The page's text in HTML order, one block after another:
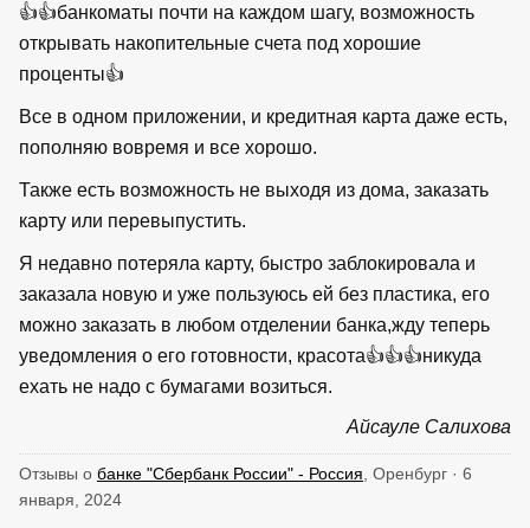
👍👍банкоматы почти на каждом шагу, возможность
открывать накопительные счета под хорошие
проценты👍
Все в одном приложении, и кредитная карта даже есть,
пополняю вовремя и все хорошо.
Также есть возможность не выходя из дома, заказать
карту или перевыпустить.
Я недавно потеряла карту, быстро заблокировала и
заказала новую и уже пользуюсь ей без пластика, его
можно заказать в любом отделении банка,жду теперь
уведомления о его готовности, красота👍👍👍никуда
ехать не надо с бумагами возиться.
Айсауле Салихова
Отзывы о банке "Сбербанк России" - Россия , Оренбург · 6
января, 2024